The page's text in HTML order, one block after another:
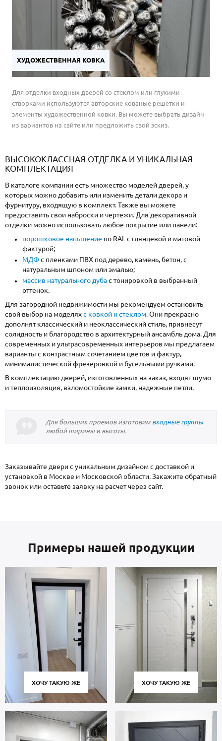
ХУДОЖЕСТВЕННАЯ КОВКА
Для отделки входных дверей со стеклом или глухими
створками используются авторские кованые решетки и
элементы художественной ковки. Вы можете выбрать дизайн
из вариантов на сайте или предложить свой эскиз.
ВЫСОКОКЛАССНАЯ ОТДЕЛКА И УНИКАЛЬНАЯ
КОМПЛЕКТАЦИЯ
В каталоге компании есть множество моделей дверей, у
которых можно добавить или изменить детали декора и
фурнитуру, входящую в комплект. Также вы можете
предоставить свои наброски и чертежи. Для декоративной
отделки можно использовать любое покрытие или панели:
порошковое напыление по RAL с глянцевой и матовой
фактурой;
МДФс пленками ПВХ под дерево, камень, бетон, с
натуральным шпоном или эмалью;
массив натурального дубас тонировкой в выбранный
оттенок.
Для загородной недвижимости мы рекомендуем остановить
свой выбор на моделяхс ковкой и стеклом. Они прекрасно
дополнят классический и неоклассический стиль, привнесут
солидность и благородство в архитектурный ансамбль дома. Для
современных и ультрасовременных интерьеров мы предлагаем
варианты с контрастным сочетанием цветов и фактур,
минималистической фрезеровкой и бугельными ручками.
В комплектацию дверей, изготовленных на заказ, входят шумо-
и теплоизоляция, взломостойкие замки, надежные петли.
Для больших проемов изготовим входные группы
любой ширины и высоты.
Заказывайте двери с уникальным дизайном с доставкой и
установкой в Москве и Московской области. Закажите обратный
звонок или оставьте заявку на расчет через сайт.
Примеры нашей продукции
ХОЧУ ТАКУЮ ЖЕ ХОЧУ ТАКУЮ ЖЕ